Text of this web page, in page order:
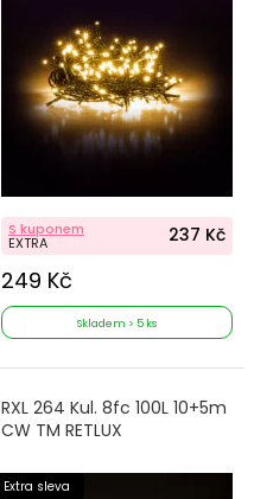
S kuponem
EXTRA 237 Kč
249 Kč
Skladem > 5 ks
RXL 264 Kul. 8fc 100L 10+5m
CW TM RETLUX
Extra sleva